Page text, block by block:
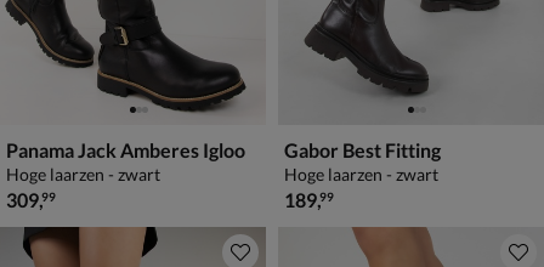
Panama Jack Amberes Igloo
Hoge laarzen - zwart
€ 309,99
309,99
Gabor Best Fitting
Hoge laarzen - zwart
€ 189,99
189,99